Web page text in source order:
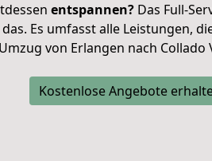
entspannen? Das Full-
Es umfasst alle Leistungen,
von Erlangen nach Collado
Kostenlose Angebote